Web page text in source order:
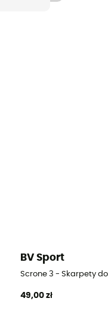
Promise (OWP) /
BV Sport
Scrone 3 - Skarpety
49,00 zł